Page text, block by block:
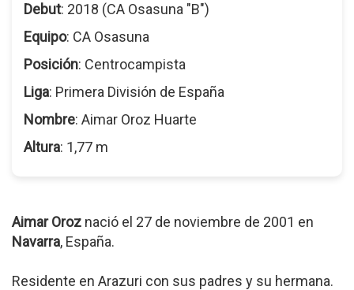
Debut: 2018 (CA Osasuna "B")
Equipo: CA Osasuna
Posición: Centrocampista
Liga: Primera División de España
Nombre: Aimar Oroz Huarte
Altura: 1,77 m
Aimar Oroz nació el 27 de noviembre de 2001 en
Navarra, España.
Residente en Arazuri con sus padres y su hermana.